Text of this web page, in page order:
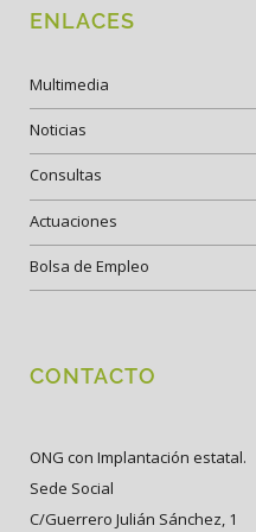
ENLACES
Multimedia
Noticias
Consultas
Actuaciones
Bolsa de Empleo
CONTACTO
ONG con Implantación estatal.
Sede Social
C/Guerrero Julián Sánchez, 1